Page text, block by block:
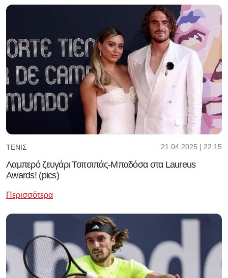
ΤΈΝΙΣ 21.04.2025 | 22:15
Λαμπερό ζευγάρι Τσιτσιπάς-Μπαδόσα στα Laureus
Awards! (pics)
Περισσότερα